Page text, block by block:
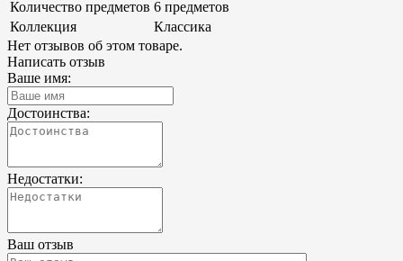
Количество предметов 6 предметов
Коллекция
Классика
Нет отзывов об этом товаре.
Написать отзыв
Ваше имя:
Достоинства:
Недостатки:
Ваш отзыв